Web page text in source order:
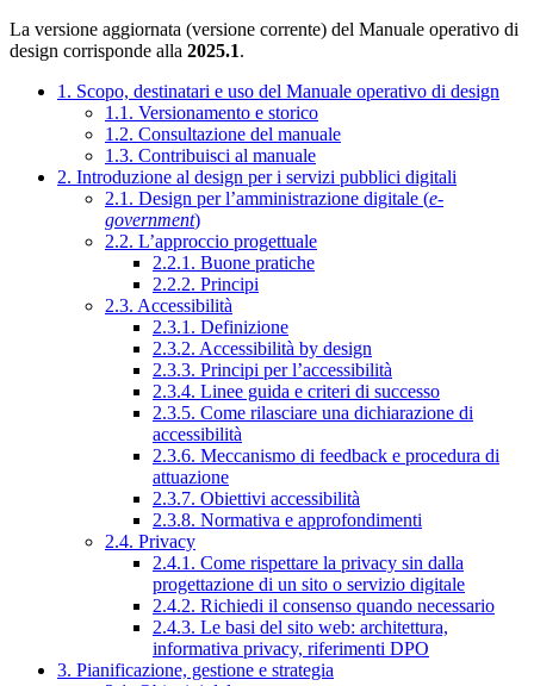
La versione aggiornata (versione corrente) del Manuale operativo di
design corrisponde alla 2025.1.
1. Scopo, destinatari e uso del Manuale operativo di design
1.1. Versionamento e storico
1.2. Consultazione del manuale
1.3. Contribuisci al manuale
2. Introduzione al design per i servizi pubblici digitali
2.1. Design per l’amministrazione digitale (e-
government)
2.2. L’approccio progettuale
2.2.1. Buone pratiche
2.2.2. Principi
2.3. Accessibilità
2.3.1. Definizione
2.3.2. Accessibilità by design
2.3.3. Principi per l’accessibilità
2.3.4. Linee guida e criteri di successo
2.3.5. Come rilasciare una dichiarazione di
accessibilità
2.3.6. Meccanismo di feedback e procedura di
attuazione
2.3.7. Obiettivi accessibilità
2.3.8. Normativa e approfondimenti
2.4. Privacy
2.4.1. Come rispettare la privacy sin dalla
progettazione di un sito o servizio digitale
2.4.2. Richiedi il consenso quando necessario
2.4.3. Le basi del sito web: architettura,
informativa privacy, riferimenti DPO
3. Pianificazione, gestione e strategia